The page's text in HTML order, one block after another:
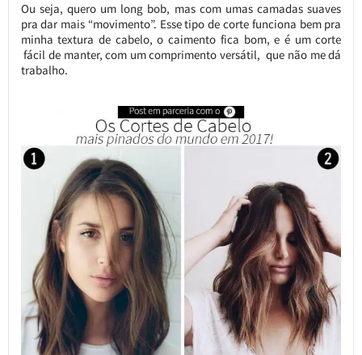
Ou seja, quero um long bob, mas com umas camadas suaves
pra dar mais “movimento”. Esse tipo de corte funciona bem pra
minha textura de cabelo, o caimento fica bom, e é um corte
fácil de manter, com um comprimento versátil, que não me dá
trabalho.